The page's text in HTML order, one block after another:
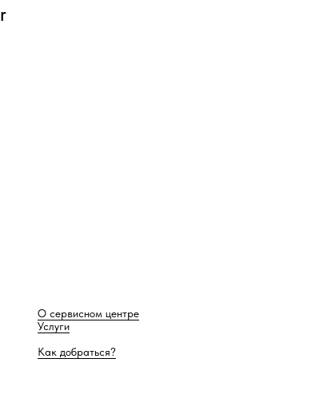
О сервисном центре
Услуги
Как добраться?